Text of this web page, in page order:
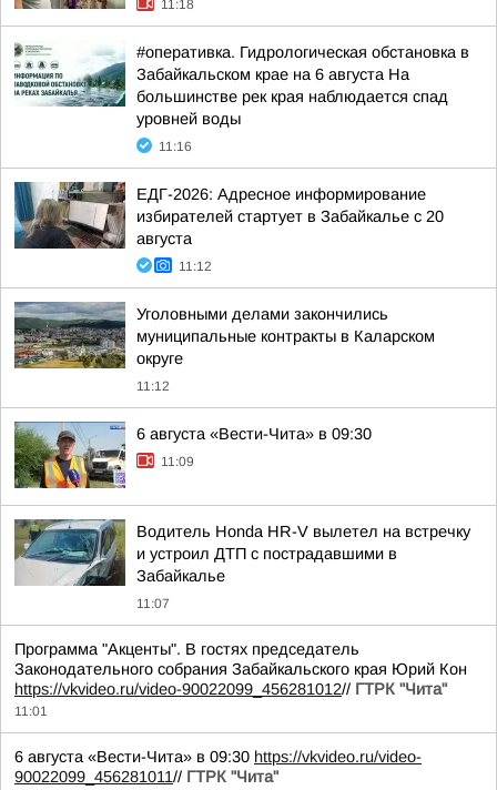
11:18
#оперативка. Гидрологическая обстановка в
Забайкальском крае на 6 августа На
большинстве рек края наблюдается спад
уровней воды
11:16
ЕДГ-2026: Адресное информирование
избирателей стартует в Забайкалье с 20
августа
11:12
Уголовными делами закончились
муниципальные контракты в Каларском
округе
11:12
6 августа «Вести-Чита» в 09:30
11:09
Водитель Honda HR-V вылетел на встречку
и устроил ДТП с пострадавшими в
Забайкалье
11:07
Программа "Акценты". В гостях председатель
Законодательного собрания Забайкальского края Юрий Кон
https://vkvideo.ru/video-90022099_456281012// ГТРК "Чита"
11:01
6 августа «Вести-Чита» в 09:30 https://vkvideo.ru/video-
90022099_456281011// ГТРК "Чита"